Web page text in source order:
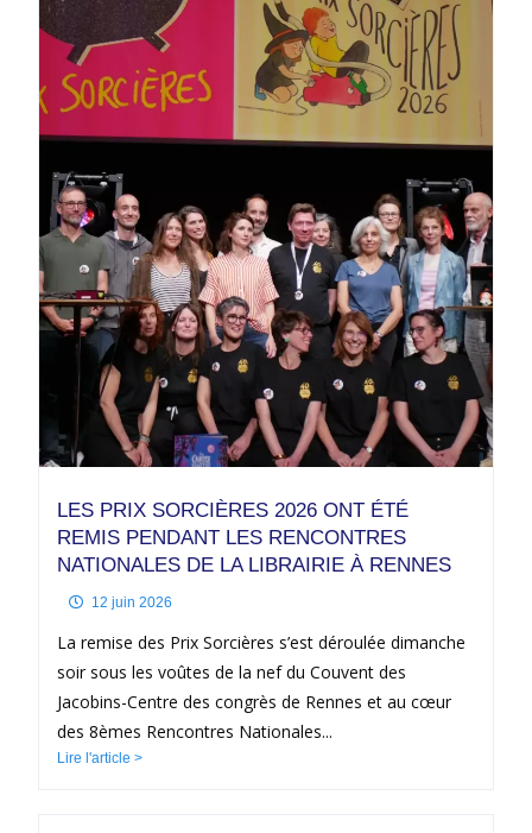
LES PRIX SORCIÈRES 2026 ONT ÉTÉ
REMIS PENDANT LES RENCONTRES
NATIONALES DE LA LIBRAIRIE À RENNES
12 juin 2026
La remise des Prix Sorcières s’est déroulée dimanche
soir sous les voûtes de la nef du Couvent des
Jacobins-Centre des congrès de Rennes et au cœur
des 8èmes Rencontres Nationales...
Lire l'article >